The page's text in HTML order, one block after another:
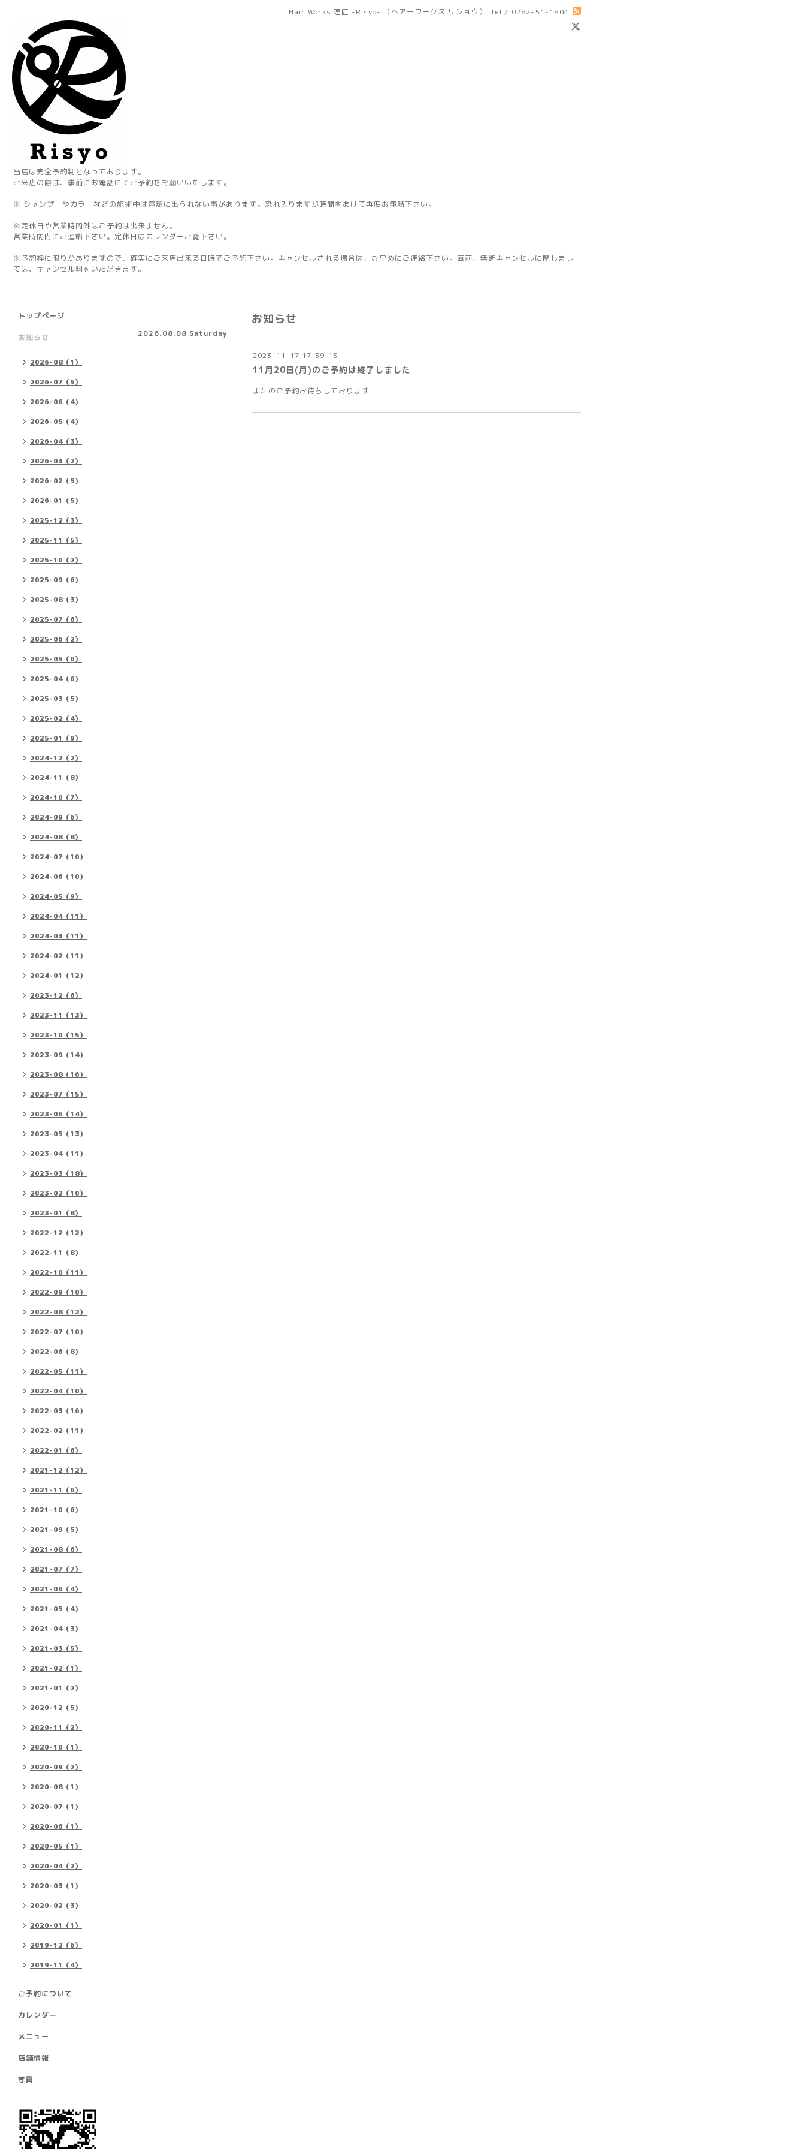
Hair Works 理匠 -Risyo- （ヘアーワークス リショウ） Tel / 0282-51-1804
当店は完全予約制となっております。
ご来店の際は、事前にお電話にてご予約をお願いいたします。
※ シャンプーやカラーなどの施術中は電話に出られない事があります。恐れ入りますが時間をあけて再度お電話下さい。
※定休日や営業時間外はご予約は出来ません。
営業時間内にご連絡下さい。定休日はカレンダーご覧下さい。
※予約枠に限りがありますので、確実にご来店出来る日時でご予約下さい。キャンセルされる場合は、お早めにご連絡下さい。直前、無断キャンセルに関しまし
ては、キャンセル料をいただきます。
お知らせ
2023-11-17 17:39:13
11月20日(月)のご予約は終了しました
またのご予約お待ちしております
トップページ
お知らせ
2026-08（1）
2026-07（5）
2026-06（4）
2026-05（4）
2026-04（3）
2026-03（2）
2026-02（5）
2026-01（5）
2025-12（3）
2025-11（5）
2025-10（2）
2025-09（6）
2025-08（3）
2025-07（6）
2025-06（2）
2025-05（6）
2025-04（6）
2025-03（5）
2025-02（4）
2025-01（9）
2024-12（2）
2024-11（8）
2024-10（7）
2024-09（6）
2024-08（8）
2024-07（10）
2024-06（10）
2024-05（9）
2024-04（11）
2024-03（11）
2024-02（11）
2024-01（12）
2023-12（6）
2023-11（13）
2023-10（15）
2023-09（14）
2023-08（16）
2023-07（15）
2023-06（14）
2023-05（13）
2023-04（11）
2023-03（18）
2023-02（10）
2023-01（8）
2022-12（12）
2022-11（8）
2022-10（11）
2022-09（10）
2022-08（12）
2022-07（10）
2022-06（8）
2022-05（11）
2022-04（10）
2022-03（16）
2022-02（11）
2022-01（6）
2021-12（12）
2021-11（6）
2021-10（6）
2021-09（5）
2021-08（6）
2021-07（7）
2021-06（4）
2021-05（4）
2021-04（3）
2021-03（5）
2021-02（1）
2021-01（2）
2020-12（5）
2020-11（2）
2020-10（1）
2020-09（2）
2020-08（1）
2020-07（1）
2020-06（1）
2020-05（1）
2020-04（2）
2020-03（1）
2020-02（3）
2020-01（1）
2019-12（6）
2019-11（4）
ご予約について
カレンダー
メニュー
店舗情報
写真
2026.08.08 Saturday